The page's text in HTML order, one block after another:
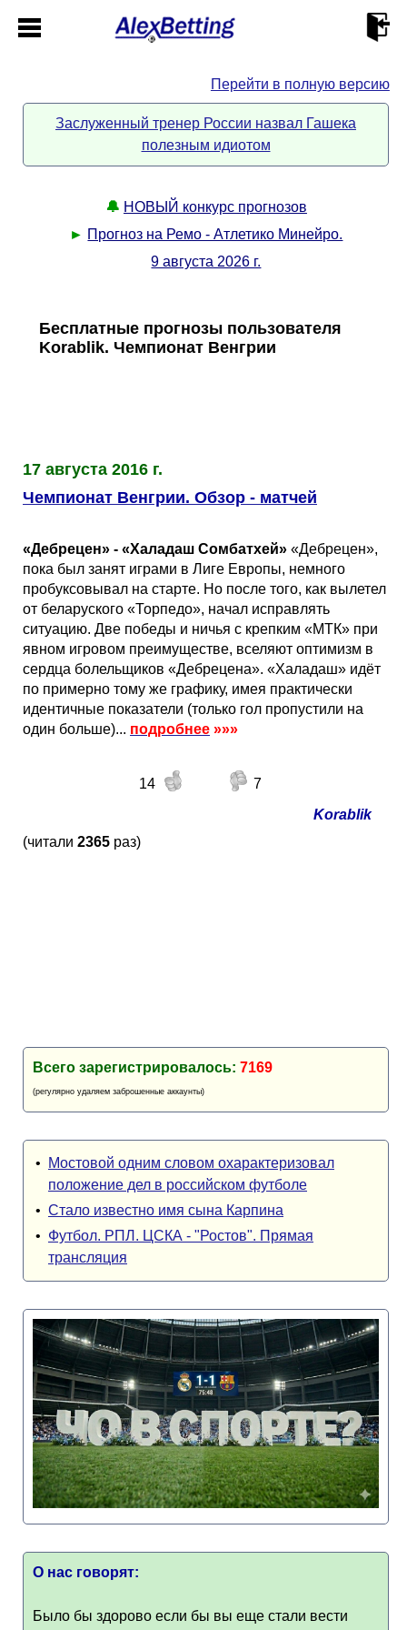
Описание
Партнёрка
Вакансии
Реклама
RSS
Прогнозы
Чемпионатов
Еврокубки
Лига Европы
Лига Конференций
Чемпионат Мира
Чемпионат Европы
Кубок Мира (отбор)
Поиск команд
Расчёт системы
На что ставят?
Telegram Bot
Telegram Bot
Перейти в полную версию
Заслуженный тренер России назвал Гашека
полезным идиотом
🔔 НОВЫЙ конкурс прогнозов
► Прогноз на Ремо - Атлетико Минейро.
9 августа 2026 г.
Бесплатные прогнозы пользователя
Korablik. Чемпионат Венгрии
17 августа 2016 г.
Чемпионат Венгрии. Обзор - матчей
«Дебрецен» - «Халадаш Сомбатхей» «Дебрецен»,
пока был занят играми в Лиге Европы, немного
пробуксовывал на старте. Но после того, как вылетел
от беларуского «Торпедо», начал исправлять
ситуацию. Две победы и ничья с крепким «МТК» при
явном игровом преимуществе, вселяют оптимизм в
сердца болельщиков «Дебрецена». «Халадаш» идёт
по примерно тому же графику, имея практически
идентичные показатели (только гол пропустили на
один больше)... подробнее »»»
14
7
Korablik
(читали 2365 раз)
Всего зарегистрировалось: 7169
(регулярно удаляем заброшенные аккаунты)
•
Мостовой одним словом охарактеризовал
положение дел в российском футболе
• Стало известно имя сына Карпина
• Футбол. РПЛ. ЦСКА - "Ростов". Прямая
трансляция
О нас говорят:
Было бы здорово если бы вы еще стали вести